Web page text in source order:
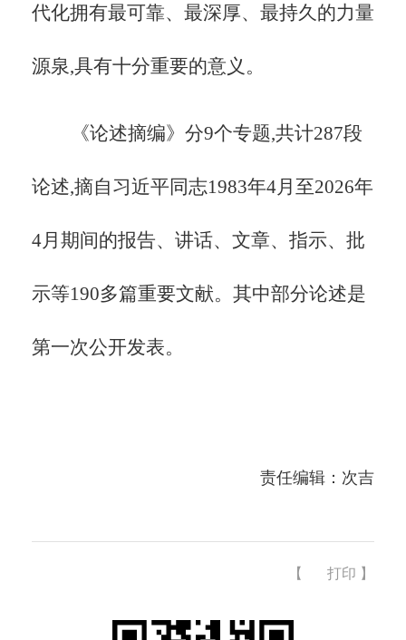
代化拥有最可靠、最深厚、最持久的力量
源泉,具有十分重要的意义。
《论述摘编》分9个专题,共计287段
论述,摘自习近平同志1983年4月至2026年
4月期间的报告、讲话、文章、指示、批
示等190多篇重要文献。其中部分论述是
第一次公开发表。
责任编辑：次吉
【 打印 】